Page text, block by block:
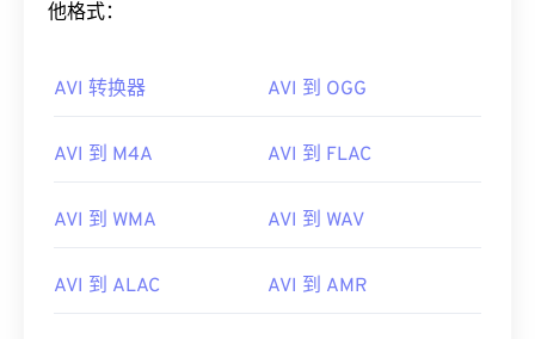
他格式：
AVI 转换器 AVI 到 OGG
AVI 到 M4A AVI 到 FLAC
AVI 到 WMA AVI 到 WAV
AVI 到 ALAC AVI 到 AMR